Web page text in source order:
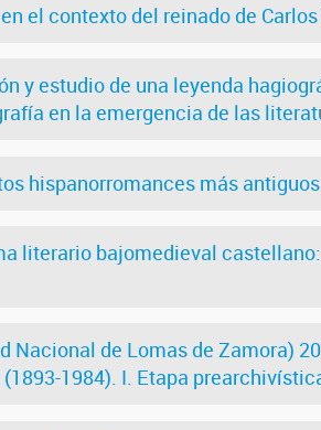
el contexto del reinado de Carlos
y estudio de una leyenda
en la emergencia de las
hispanorromances más antiguos
literario bajomedieval
Nacional de Lomas de Zamora)
1984). I. Etapa